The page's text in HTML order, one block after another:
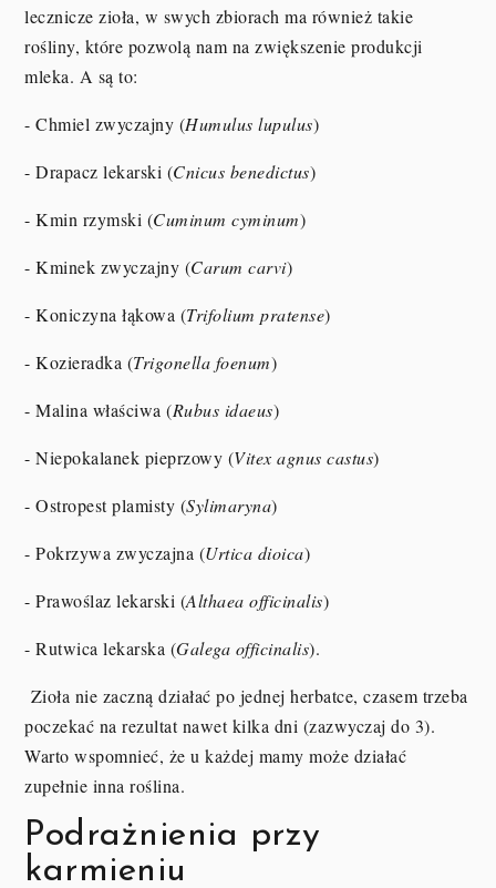
lecznicze zioła, w swych zbiorach ma również takie
rośliny, które pozwolą nam na zwiększenie produkcji
mleka. A są to:
- Chmiel zwyczajny (Humulus lupulus)
- Drapacz lekarski (Cnicus benedictus)
- Kmin rzymski (Cuminum cyminum)
- Kminek zwyczajny (Carum carvi)
- Koniczyna łąkowa (Trifolium pratense)
- Kozieradka (Trigonella foenum)
- Malina właściwa (Rubus idaeus)
- Niepokalanek pieprzowy (Vitex agnus castus)
- Ostropest plamisty (Sylimaryna)
- Pokrzywa zwyczajna (Urtica dioica)
- Prawoślaz lekarski (Althaea officinalis)
- Rutwica lekarska (Galega officinalis).
Zioła nie zaczną działać po jednej herbatce, czasem trzeba
poczekać na rezultat nawet kilka dni (zazwyczaj do 3).
Warto wspomnieć, że u każdej mamy może działać
zupełnie inna roślina.
Podrażnienia przy
karmieniu